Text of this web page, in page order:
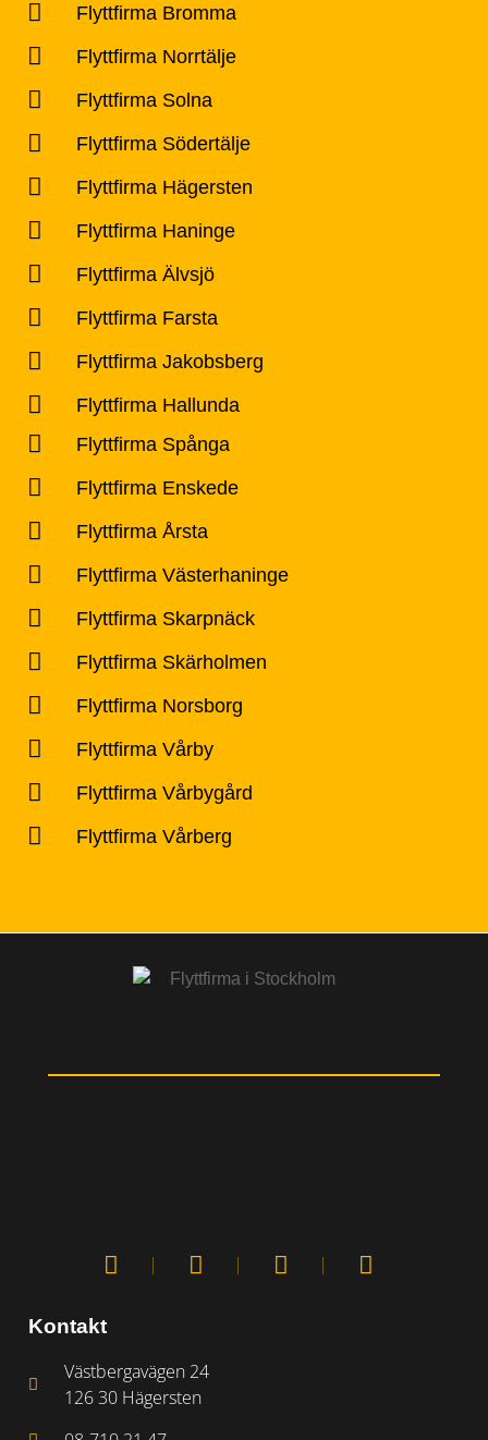
Flyttfirma Bromma
Flyttfirma Norrtälje
Flyttfirma Solna
Flyttfirma Södertälje
Flyttfirma Hägersten
Flyttfirma Haninge
Flyttfirma Älvsjö
Flyttfirma Farsta
Flyttfirma Jakobsberg
Flyttfirma Hallunda
Flyttfirma Spånga
Flyttfirma Enskede
Flyttfirma Årsta
Flyttfirma Västerhaninge
Flyttfirma Skarpnäck
Flyttfirma Skärholmen
Flyttfirma Norsborg
Flyttfirma Vårby
Flyttfirma Vårbygård
Flyttfirma Vårberg
Kontakt
Västbergavägen 24
126 30 Hägersten